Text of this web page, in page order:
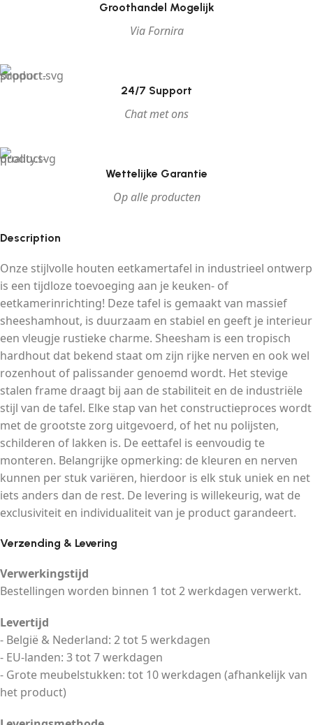
Groothandel Mogelijk
Via Fornira
24/7 Support
Chat met ons
Wettelijke Garantie
Op alle producten
Description
Onze stijlvolle houten eetkamertafel in industrieel ontwerp
is een tijdloze toevoeging aan je keuken- of
eetkamerinrichting! Deze tafel is gemaakt van massief
sheeshamhout, is duurzaam en stabiel en geeft je interieur
een vleugje rustieke charme. Sheesham is een tropisch
hardhout dat bekend staat om zijn rijke nerven en ook wel
rozenhout of palissander genoemd wordt. Het stevige
stalen frame draagt bij aan de stabiliteit en de industriële
stijl van de tafel. Elke stap van het constructieproces wordt
met de grootste zorg uitgevoerd, of het nu polijsten,
schilderen of lakken is. De eettafel is eenvoudig te
monteren. Belangrijke opmerking: de kleuren en nerven
kunnen per stuk variëren, hierdoor is elk stuk uniek en net
iets anders dan de rest. De levering is willekeurig, wat de
exclusiviteit en individualiteit van je product garandeert.
Verzending & Levering
Verwerkingstijd
Bestellingen worden binnen 1 tot 2 werkdagen verwerkt.
Levertijd
- België & Nederland: 2 tot 5 werkdagen
- EU-landen: 3 tot 7 werkdagen
- Grote meubelstukken: tot 10 werkdagen (afhankelijk van
het product)